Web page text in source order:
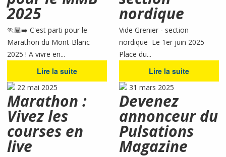
2025
🏃🏾‍➡️ C'est parti pour le
Marathon du Mont-Blanc
2025 ! A vivre en...
Lire la suite
nordique
Vide Grenier - section
nordique Le 1er juin 2025
Place du...
Lire la suite
22 mai 2025
Marathon :
Vivez les
courses en
live
31 mars 2025
Devenez
annonceur du
Pulsations
Magazine